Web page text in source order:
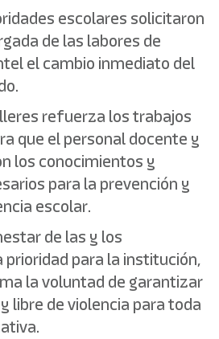
escolares solicitaron
de las labores de
el cambio inmediato del
refuerza los trabajos
que el personal docente y
los conocimientos y
para la prevención y
escolar.
de las y los
para la institución,
la voluntad de garantizar
libre de violencia para toda